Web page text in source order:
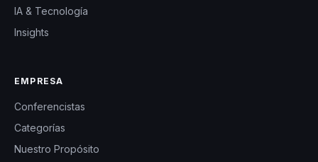
IA & Tecnología
Insights
EMPRESA
Conferencistas
Categorías
Nuestro Propósito